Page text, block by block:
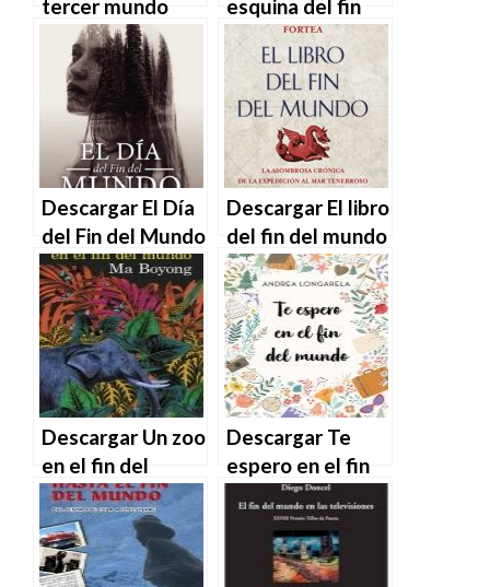
tercer mundo
después del sol
de Varios
Autores en EPUB
| PDF | MOBI
esquina del fin
del mundo de
Valeria Brossard
en EPUB | PDF |
MOBI
Descargar El Día
del Fin del Mundo
de María Dolores
Albañil Luque en
EPUB | PDF |
MOBI
Descargar El libro
del fin del mundo
de José Antonio
Fortea en EPUB |
PDF | MOBI
Descargar Un zoo
en el fin del
mundo de Ma
Boyong en EPUB |
PDF | MOBI
Descargar Te
espero en el fin
del mundo de
Andrea
Longarela en
EPUB | PDF |